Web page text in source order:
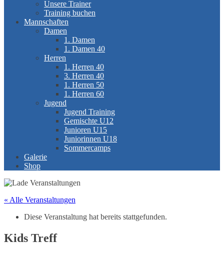
Unsere Trainer
Training buchen
Mannschaften
Damen
1. Damen
1. Damen 40
Herren
1. Herren 40
3. Herren 40
1. Herren 50
1. Herren 60
Jugend
Jugend Training
Gemischte U12
Junioren U15
Juniorinnen U18
Sommercamps
Galerie
Shop
« Alle Veranstaltungen
Diese Veranstaltung hat bereits stattgefunden.
Kids Treff